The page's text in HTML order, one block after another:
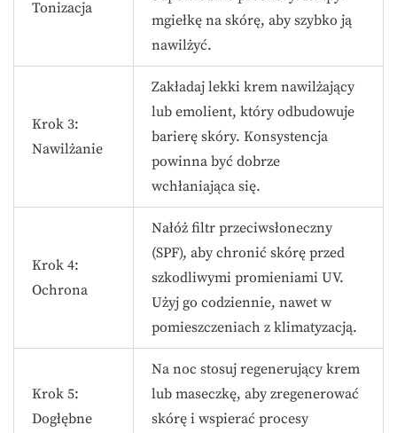
Tonizacja
mgiełkę na skórę, aby szybko ją
nawilżyć.
Krok 3:
Nawilżanie
Zakładaj lekki krem nawilżający
lub emolient, który odbudowuje
barierę skóry. Konsystencja
powinna być dobrze
wchłaniająca się.
Krok 4:
Ochrona
Nałóż filtr przeciwsłoneczny
(SPF), aby chronić skórę przed
szkodliwymi promieniami UV.
Użyj go codziennie, nawet w
pomieszczeniach z klimatyzacją.
Krok 5:
Dogłębne
Na noc stosuj regenerujący krem
lub maseczkę, aby zregenerować
skórę i wspierać procesy